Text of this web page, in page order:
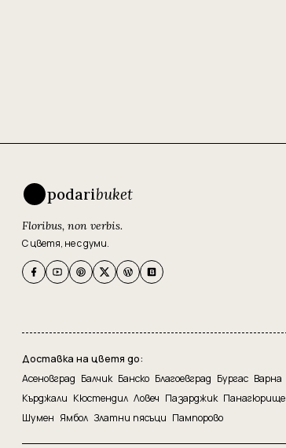
podaribuket
Floribus, non verbis.
С цветя, не с думи.
Доставка на цветя до:
Асеновград Балчик Банско Благоевград Бургас Варна
Кърджали Кюстендил Ловеч Пазарджик Панагюрище
Шумен Ямбол Златни пясъци Пампорово